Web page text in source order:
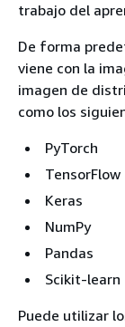
trabajo del
De forma
viene con la
imagen de
como los
PyTorch
TensorFlow
Keras
NumPy
Pandas
Scikit-learn
Puede utilizar